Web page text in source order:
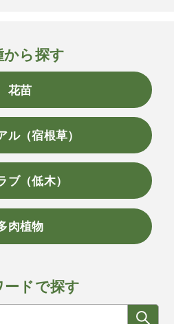
から探す
花苗
ル（宿根草）
ブ（低木）
肉植物
ードで探す